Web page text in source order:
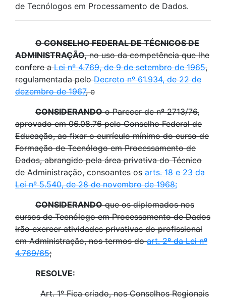
de Tecnólogos em Processamento de Dados.
O CONSELHO FEDERAL DE TÉCNICOS DE
ADMINISTRAÇÃO,no uso da competência que lhe
confere aLei nº 4.769, de 9 de setembro de 1965,
regulamentada peloDecreto nº 61.934, de 22 de
dezembro de 1967, e
CONSIDERANDOo Parecer de nº 2713/76,
aprovado em 06.08.76 pelo Conselho Federal de
Educação, ao fixar o currículo mínimo do curso de
Formação de Tecnólogo em Processamento de
Dados, abrangido pela área privativa do Técnico
de Administração, consoantes osarts. 18 e 23 da
Lei nº 5.540, de 28 de novembro de 1968;
CONSIDERANDOque os diplomados nos
cursos de Tecnólogo em Processamento de Dados
irão exercer atividades privativas do profissional
em Administração, nos termos doart. 2º da Lei nº
4.769/65;
RESOLVE:
Art. 1º Fica criado, nos Conselhos Regionais